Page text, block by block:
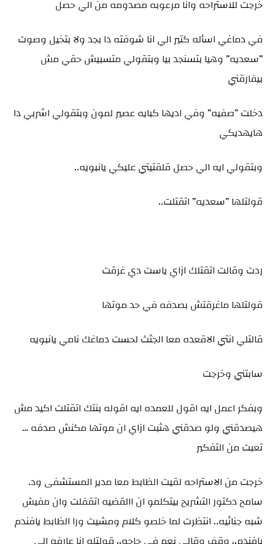
خرجت للاستراحه وانا مرعوبه مصدومه من الي حصل
في دماغي اسأله كتير الي انا شوفته دا بجد ولا بتخيل وصوت
”سعديه” وهيا بتسنجد بيا وبتقولي متسبيش حقي مش
بيفارقني
دخلت ”صفيه” وفي اديها كبايه عصير لمون وبتقولي اشربي دا
هايهديكي
وبتقولي ايه الي حصل قلقتيتي عليكي يانبويه..
قولتلها ”سعديه” اتقتلت..
ردت وقالت اتقتلك ازاي ياست دي غرقت
قولتلها ماغرقتش بصدفه في حد موتها
قالتلي انتي الاقعده معا الجثث لحست دماغك نامي يانبويه
سابتني وخرجت
وبفكر اعمل ايه اقول للعمده ايه اقوله بنتك اتقتلت اكيد مش
هيصدقني ولو صدقني هثبت ازاي ان موتها مكنش صدفه …
تعبت من التفكير
خرجت من الاستراحه لقيت الظابط معا مدير المستشفى ود.
سامح دكتور التشريح بيتكلمو ان االقضيه اتقفلت وان مفيش
شبه جنائيه.. انتظرت لما خلصو كلام ومشيت ورا الظابط يافندم